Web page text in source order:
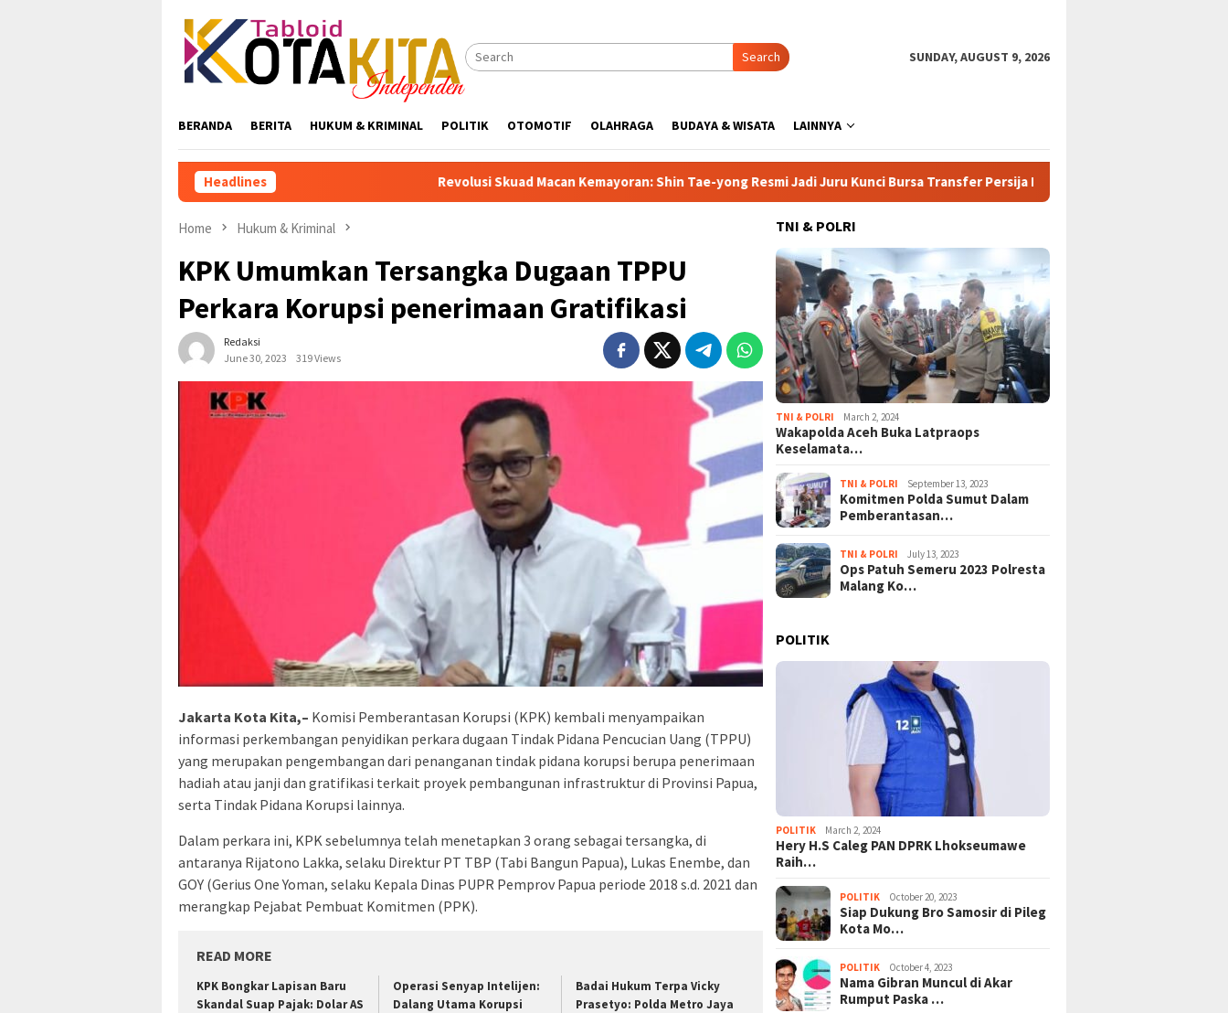
content
Search SUNDAY, AUGUST 9, 2026
BERANDA BERITA HUKUM & KRIMINAL POLITIK OTOMOTIF OLAHRAGA BUDAYA & WISATA LAINNYA
Headlines Revolusi Skuad Macan Kemayoran: Shin Tae-yong Resmi Jadi Juru Kunci Bursa Transfer Persija Menuju Super League 2026!
Home Hukum & Kriminal
KPK Umumkan Tersangka Dugaan TPPU
Perkara Korupsi penerimaan Gratifikasi
Redaksi
June 30, 2023
319 Views
Jakarta Kota Kita,– Komisi Pemberantasan Korupsi (KPK) kembali menyampaikan
informasi perkembangan penyidikan perkara dugaan Tindak Pidana Pencucian Uang (TPPU)
yang merupakan pengembangan dari penanganan tindak pidana korupsi berupa penerimaan
hadiah atau janji dan gratifikasi terkait proyek pembangunan infrastruktur di Provinsi Papua,
serta Tindak Pidana Korupsi lainnya.
Dalam perkara ini, KPK sebelumnya telah menetapkan 3 orang sebagai tersangka, di
antaranya Rijatono Lakka, selaku Direktur PT TBP (Tabi Bangun Papua), Lukas Enembe, dan
GOY (Gerius One Yoman, selaku Kepala Dinas PUPR Pemprov Papua periode 2018 s.d. 2021 dan
merangkap Pejabat Pembuat Komitmen (PPK).
READ MORE
KPK Bongkar Lapisan Baru
Skandal Suap Pajak: Dolar AS
Operasi Senyap Intelijen:
Dalang Utama Korupsi
Badai Hukum Terpa Vicky
Prasetyo: Polda Metro Jaya
TNI & POLRI
TNI & POLRI March 2, 2024
Wakapolda Aceh Buka Latpraops
Keselamata…
TNI & POLRI September 13, 2023
Komitmen Polda Sumut Dalam
Pemberantasan…
TNI & POLRI July 13, 2023
Ops Patuh Semeru 2023 Polresta
Malang Ko…
POLITIK
POLITIK March 2, 2024
Hery H.S Caleg PAN DPRK Lhokseumawe
Raih…
POLITIK October 20, 2023
Siap Dukung Bro Samosir di Pileg
Kota Mo…
POLITIK October 4, 2023
Nama Gibran Muncul di Akar
Rumput Paska …